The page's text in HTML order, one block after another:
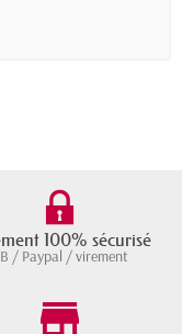
100% sécurisé
/ Paypal / virement